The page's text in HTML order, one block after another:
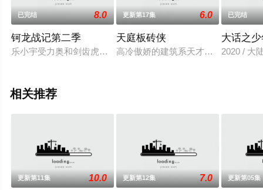
已完结 8.0
钶龙战记第二季
乐小宇受力奥和剑齿虎的委托，需要穿越到过去不同的时空，
更新第17集 6.0
天庭板砖侠
高冷傲娇的建筑系天才学霸李季，被
已完结
大话之
2020 / 大
相关推荐
更新第11集 10.0 更新第12集 7.0 更新第05集